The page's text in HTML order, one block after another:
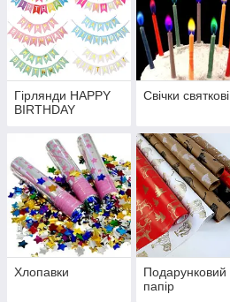
Гірлянди HAPPY
BIRTHDAY
Свічки святкові
Хлопавки
Подарунковий
папір